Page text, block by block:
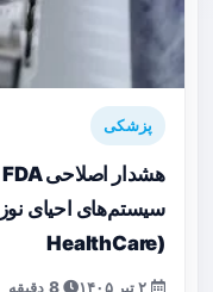
پزشکی
HealthCare)
8 دقیقه